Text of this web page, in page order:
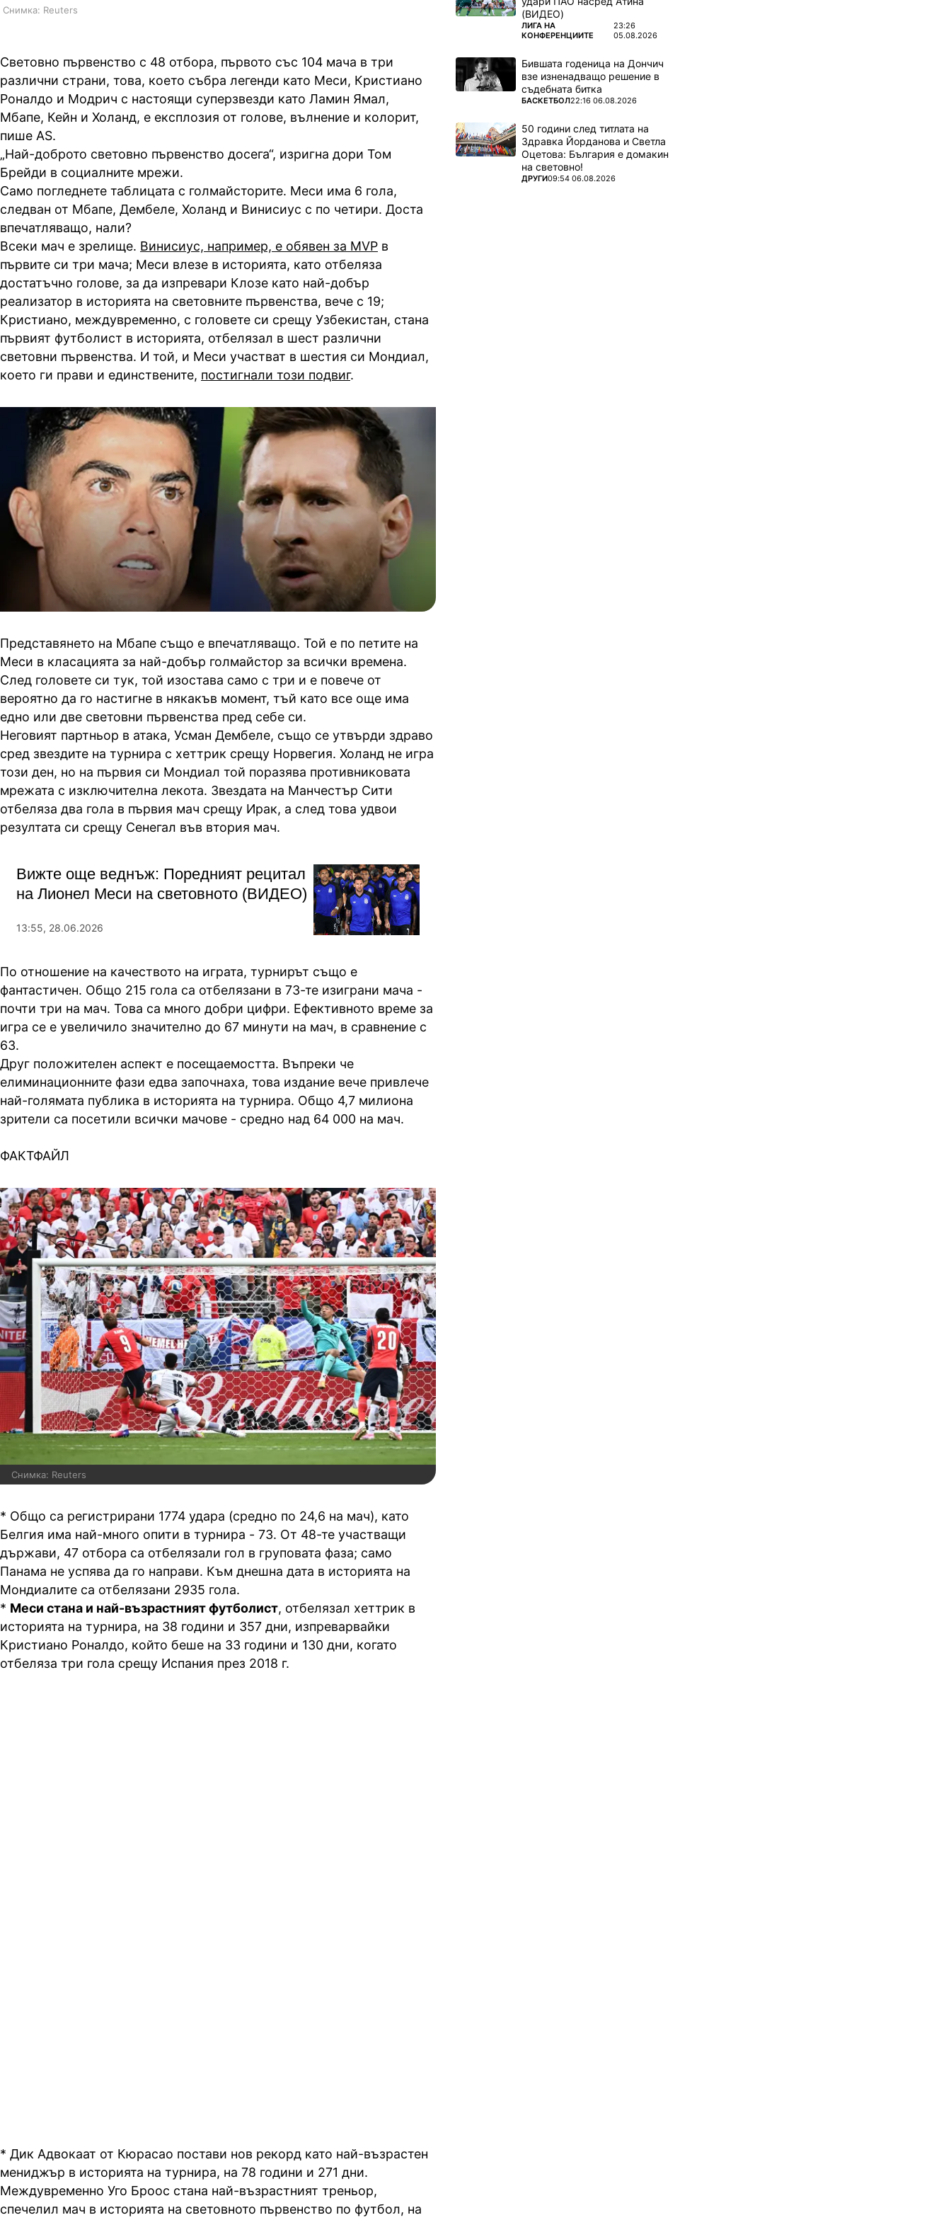
Снимка: Reuters
Световно първенство с 48 отбора, първото със 104 мача в три
различни страни, това, което събра легенди като Меси, Кристиано
Роналдо и Модрич с настоящи суперзвезди като Ламин Ямал,
Мбапе, Кейн и Холанд, е експлозия от голове, вълнение и колорит,
пише AS.
„Най-доброто световно първенство досега“, изригна дори Том
Брейди в социалните мрежи.
Само погледнете таблицата с голмайсторите. Меси има 6 гола,
следван от Мбапе, Дембеле, Холанд и Винисиус с по четири. Доста
впечатляващо, нали?
Всеки мач е зрелище. Винисиус, например, е обявен за MVP в
първите си три мача; Меси влезе в историята, като отбеляза
достатъчно голове, за да изпревари Клозе като най-добър
реализатор в историята на световните първенства, вече с 19;
Кристиано, междувременно, с головете си срещу Узбекистан, стана
първият футболист в историята, отбелязал в шест различни
световни първенства. И той, и Меси участват в шестия си Мондиал,
което ги прави и единствените, постигнали този подвиг.
Представянето на Мбапе също е впечатляващо. Той е по петите на
Меси в класацията за най-добър голмайстор за всички времена.
След головете си тук, той изостава само с три и е повече от
вероятно да го настигне в някакъв момент, тъй като все още има
едно или две световни първенства пред себе си.
Неговият партньор в атака, Усман Дембеле, също се утвърди здраво
сред звездите на турнира с хеттрик срещу Норвегия. Холанд не игра
този ден, но на първия си Мондиал той поразява противниковата
мрежата с изключителна лекота. Звездата на Манчестър Сити
отбеляза два гола в първия мач срещу Ирак, а след това удвои
резултата си срещу Сенегал във втория мач.
Вижте още веднъж: Поредният рецитал
на Лионел Меси на световното (ВИДЕО)
13:55, 28.06.2026
По отношение на качеството на играта, турнирът също е
фантастичен. Общо 215 гола са отбелязани в 73-те изиграни мача -
почти три на мач. Това са много добри цифри. Ефективното време за
игра се е увеличило значително до 67 минути на мач, в сравнение с
63.
Друг положителен аспект е посещаемостта. Въпреки че
елиминационните фази едва започнаха, това издание вече привлече
най-голямата публика в историята на турнира. Общо 4,7 милиона
зрители са посетили всички мачове - средно над 64 000 на мач.
ФАКТФАЙЛ
Снимка: Reuters
* Общо са регистрирани 1774 удара (средно по 24,6 на мач), като
Белгия има най-много опити в турнира - 73. От 48-те участващи
държави, 47 отбора са отбелязали гол в груповата фаза; само
Панама не успява да го направи. Към днешна дата в историята на
Мондиалите са отбелязани 2935 гола.
* Меси стана и най-възрастният футболист, отбелязал хеттрик в
историята на турнира, на 38 години и 357 дни, изпреварвайки
Кристиано Роналдо, който беше на 33 години и 130 дни, когато
отбеляза три гола срещу Испания през 2018 г.
* Дик Адвокаат от Кюрасао постави нов рекорд като най-възрастен
мениджър в историята на турнира, на 78 години и 271 дни.
Междувременно Уго Броос стана най-възрастният треньор,
спечелил мач в историята на световното първенство по футбол, на
(ВИДЕО)
ПОВЕЧЕ ОТ
ЛИГА НА
КОНФЕРЕНЦИИТЕ
23:26
05.08.2026
Бившата годеница на Дончич
взе изненадващо решение в
съдебната битка
ПОВЕЧЕ ОТ
БАСКЕТБОЛ22:16 06.08.2026
50 години след титлата на
Здравка Йорданова и Светла
Оцетова: България е домакин
на световно!
ПОВЕЧЕ ОТ
ДРУГИ09:54 06.08.2026